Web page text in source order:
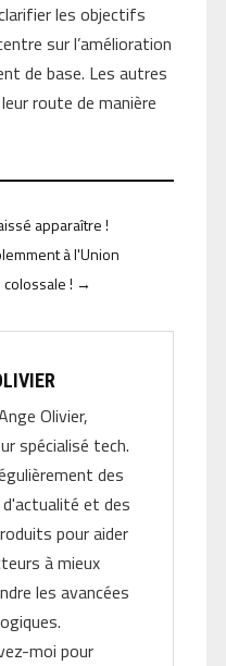
les objectifs
sur l’amélioration
de base. Les autres
route de manière
apparaître !
à l'Union
! →
Olivier,
spécialisé tech.
des
et des
pour aider
à mieux
les avancées
moi pour